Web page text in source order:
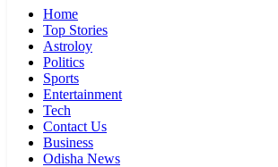
Home
Top Stories
Astroloy
Politics
Sports
Entertainment
Tech
Contact Us
Business
Odisha News